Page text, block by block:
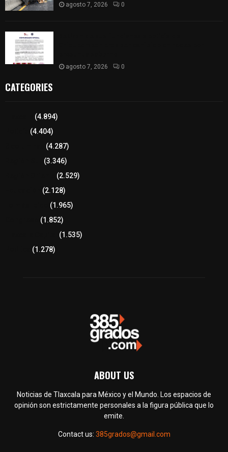
agosto 7, 2026 0
agosto 7, 2026 0
CATEGORIES
(4.894)
(4.404)
(4.287)
(3.346)
(2.529)
(2.128)
(1.965)
(1.852)
(1.535)
(1.278)
ABOUT US
Noticias de Tlaxcala para México y el Mundo. Los espacios de
opinión son estrictamente personales a la figura pública que lo
emite.
Contact us: 385grados@gmail.com